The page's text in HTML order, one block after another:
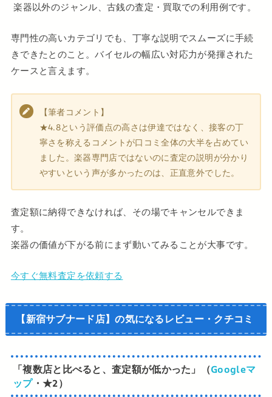
楽器以外のジャンル、古銭の査定・買取での利用例です。
専門性の高いカテゴリでも、丁寧な説明でスムーズに手続
きできたとのこと。バイセルの幅広い対応力が発揮された
ケースと言えます。
【筆者コメント】
★4.8という評価点の高さは伊達ではなく、接客の丁
寧さを称えるコメントが口コミ全体の大半を占めてい
ました。楽器専門店ではないのに査定の説明が分かり
やすいという声が多かったのは、正直意外でした。
査定額に納得できなければ、その場でキャンセルできま
す。
楽器の価値が下がる前にまず動いてみることが大事です。
今すぐ無料査定を依頼する
【新宿サブナード店】の気になるレビュー・クチコミ
「複数店と比べると、査定額が低かった」（Googleマ
ップ・★2）